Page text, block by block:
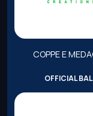
COPPE E
OFFICIAL